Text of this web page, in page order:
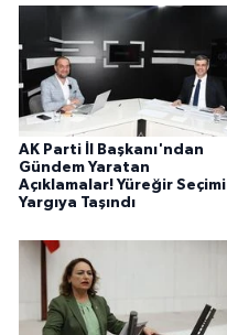
AK Parti İl Başkanı'ndan
Gündem Yaratan
Açıklamalar! Yüreğir Seçimi
Yargıya Taşındı